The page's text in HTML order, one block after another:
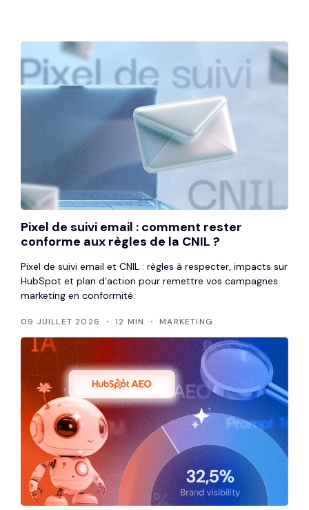
Pixel de suivi email : comment rester
conforme aux règles de la CNIL ?
Pixel de suivi email et CNIL : règles à respecter, impacts sur
HubSpot et plan d’action pour remettre vos campagnes
marketing en conformité.
09 JUILLET 2026 12 MIN MARKETING